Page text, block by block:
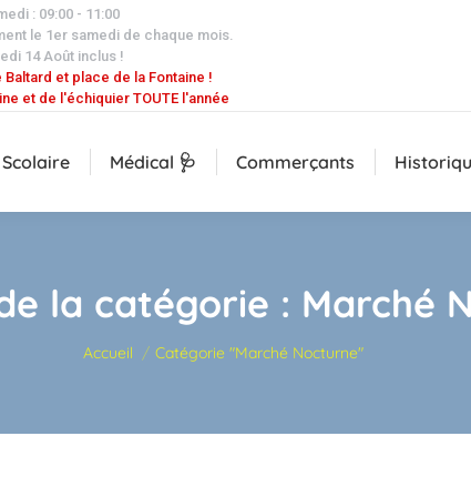
: 09:00 - 11:00
le 1er samedi de chaque mois.
14 Août inclus !
Baltard et place de la Fontaine !
et de l'échiquier TOUTE l'année
Scolaire Médical 🩺 Commerçants
la catégorie : Marché
Vous êtes ici :
Accueil Catégorie "Marché Nocturne"